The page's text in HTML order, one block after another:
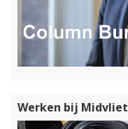
Werken bij Midvliet